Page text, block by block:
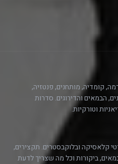
קומדיה, מותחנים, פנטזיה,
הבמאים והדירוגים. סדרות
וטורקיות.
קלאסיקה ובלוקבסטרים. תקצירים,
ביקורות וכל מה שצריך לדעת